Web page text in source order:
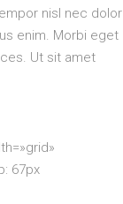
nisl nec dolor
enim. Morbi eget
Ut sit amet
67px